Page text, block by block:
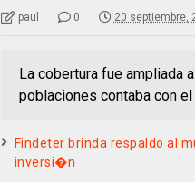
paul 0 20 septiembre,
La cobertura fue ampliada
poblaciones contaba con
Findeter brinda respaldo al
inversi�n